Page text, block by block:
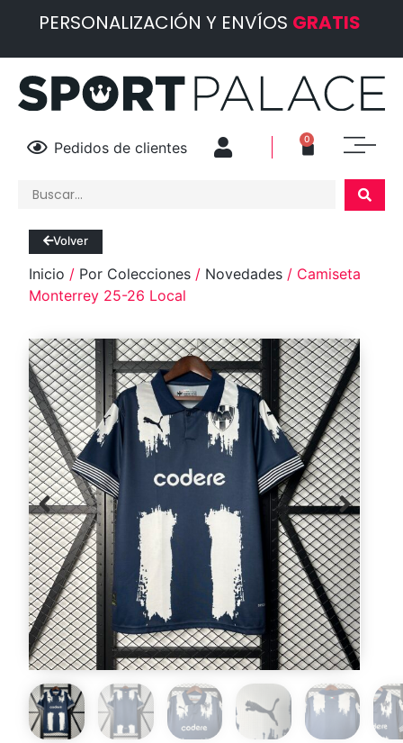
PERSONALIZACIÓN Y ENVÍOS GRATIS
Pedidos de clientes 0
Volver
Inicio / Por Colecciones / Novedades / Camiseta
Monterrey 25-26 Local